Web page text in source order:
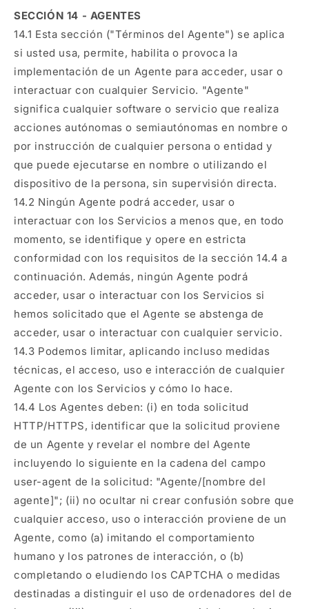
SECCIÓN 14 - AGENTES
14.1 Esta sección ("Términos del Agente") se aplica
si usted usa, permite, habilita o provoca la
implementación de un Agente para acceder, usar o
interactuar con cualquier Servicio. "Agente"
significa cualquier software o servicio que realiza
acciones autónomas o semiautónomas en nombre o
por instrucción de cualquier persona o entidad y
que puede ejecutarse en nombre o utilizando el
dispositivo de la persona, sin supervisión directa.
14.2 Ningún Agente podrá acceder, usar o
interactuar con los Servicios a menos que, en todo
momento, se identifique y opere en estricta
conformidad con los requisitos de la sección 14.4 a
continuación. Además, ningún Agente podrá
acceder, usar o interactuar con los Servicios si
hemos solicitado que el Agente se abstenga de
acceder, usar o interactuar con cualquier servicio.
14.3 Podemos limitar, aplicando incluso medidas
técnicas, el acceso, uso e interacción de cualquier
Agente con los Servicios y cómo lo hace.
14.4 Los Agentes deben: (i) en toda solicitud
HTTP/HTTPS, identificar que la solicitud proviene
de un Agente y revelar el nombre del Agente
incluyendo lo siguiente en la cadena del campo
user-agent de la solicitud: "Agente/[nombre del
agente]"; (ii) no ocultar ni crear confusión sobre que
cualquier acceso, uso o interacción proviene de un
Agente, como (a) imitando el comportamiento
humano y los patrones de interacción, o (b)
completando o eludiendo los CAPTCHA o medidas
destinadas a distinguir el uso de ordenadores del de